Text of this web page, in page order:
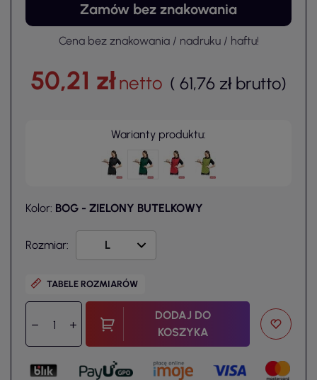
Zamów bez znakowania
Cena bez znakowania / nadruku / haftu!
50,21 złnetto ( 61,76 zł brutto)
Warianty produktu:
Kolor: BOG - ZIELONY BUTELKOWY
Rozmiar:
TABELE ROZMIARÓW
DODAJ DO
KOSZYKA